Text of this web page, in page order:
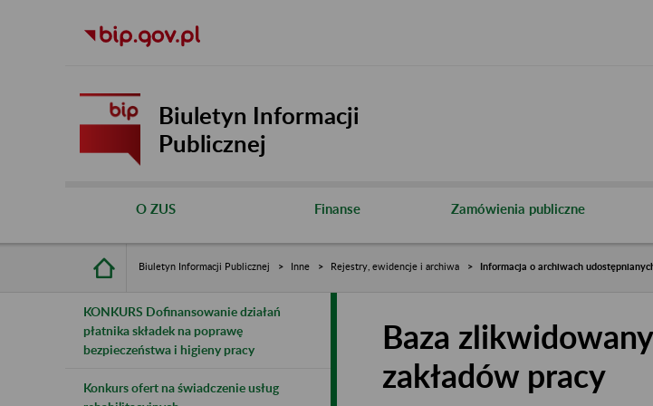
Biuletyn Informacji
Publicznej
O ZUS Finanse Zamówienia publiczne
Biuletyn Informacji Publicznej Inne Rejestry, ewidencje i archiwa Informacja o archiwach
KONKURS Dofinansowanie działań
płatnika składek na poprawę
bezpieczeństwa i higieny pracy
Konkurs ofert na świadczenie usług
Baza
zakładów pracy